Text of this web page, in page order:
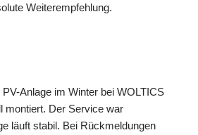
Weiterempfehlung.
Anlage im Winter bei WOLTICS
montiert. Der Service war
läuft stabil. Bei Rückmeldungen